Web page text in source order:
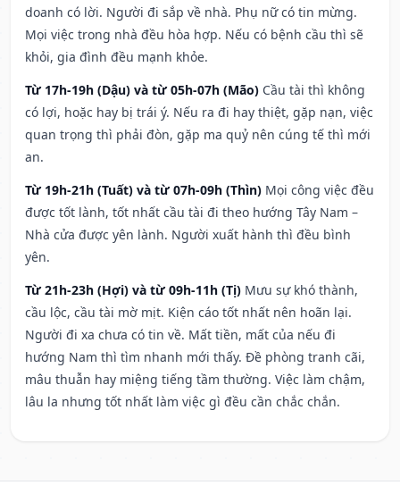
doanh có lời. Người đi sắp về nhà. Phụ nữ có tin mừng.
Mọi việc trong nhà đều hòa hợp. Nếu có bệnh cầu thì sẽ
khỏi, gia đình đều mạnh khỏe.
Từ 17h-19h (Dậu) và từ 05h-07h (Mão) Cầu tài thì không
có lợi, hoặc hay bị trái ý. Nếu ra đi hay thiệt, gặp nạn, việc
quan trọng thì phải đòn, gặp ma quỷ nên cúng tế thì mới
an.
Từ 19h-21h (Tuất) và từ 07h-09h (Thìn) Mọi công việc đều
được tốt lành, tốt nhất cầu tài đi theo hướng Tây Nam –
Nhà cửa được yên lành. Người xuất hành thì đều bình
yên.
Từ 21h-23h (Hợi) và từ 09h-11h (Tị) Mưu sự khó thành,
cầu lộc, cầu tài mờ mịt. Kiện cáo tốt nhất nên hoãn lại.
Người đi xa chưa có tin về. Mất tiền, mất của nếu đi
hướng Nam thì tìm nhanh mới thấy. Đề phòng tranh cãi,
mâu thuẫn hay miệng tiếng tầm thường. Việc làm chậm,
lâu la nhưng tốt nhất làm việc gì đều cần chắc chắn.